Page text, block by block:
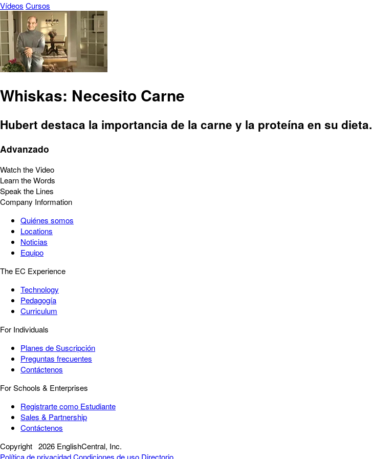
Vídeos Cursos
Whiskas: Necesito Carne
Hubert destaca la importancia de la carne y la proteína en su dieta.
Advanzado
Watch the Video
Learn the Words
Speak the Lines
Company Information
Quiénes somos
Locations
Noticias
Equipo
The EC Experience
Technology
Pedagogía
Curriculum
For Individuals
Planes de Suscripción
Preguntas frecuentes
Contáctenos
For Schools & Enterprises
Registrarte como Estudiante
Sales & Partnership
Contáctenos
Copyright 2026 EnglishCentral, Inc.